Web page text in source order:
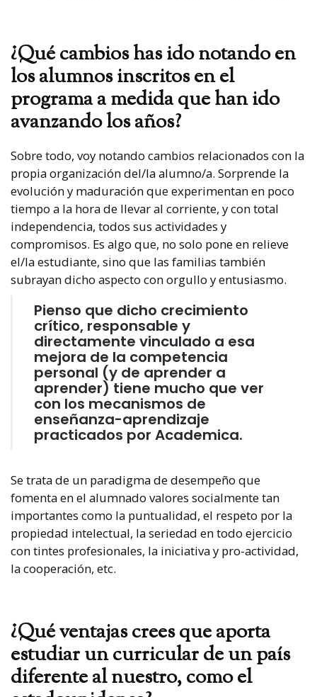
¿Qué cambios has ido notando en
los alumnos inscritos en el
programa a medida que han ido
avanzando los años?
Sobre todo, voy notando cambios relacionados con la
propia organización del/la alumno/a. Sorprende la
evolución y maduración que experimentan en poco
tiempo a la hora de llevar al corriente, y con total
independencia, todos sus actividades y
compromisos. Es algo que, no solo pone en relieve
el/la estudiante, sino que las familias también
subrayan dicho aspecto con orgullo y entusiasmo.
Pienso que dicho crecimiento
crítico, responsable y
directamente vinculado a esa
mejora de la competencia
personal (y de aprender a
aprender) tiene mucho que ver
con los mecanismos de
enseñanza-aprendizaje
practicados por Academica.
Se trata de un paradigma de desempeño que
fomenta en el alumnado valores socialmente tan
importantes como la puntualidad, el respeto por la
propiedad intelectual, la seriedad en todo ejercicio
con tintes profesionales, la iniciativa y pro-actividad,
la cooperación, etc.
¿Qué ventajas crees que aporta
estudiar un curricular de un país
diferente al nuestro, como el